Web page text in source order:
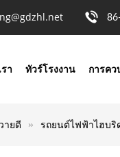
า ทัวร์โรงงาน การค
ายดี รถยนต์ไฟฟ้าไฮบริ